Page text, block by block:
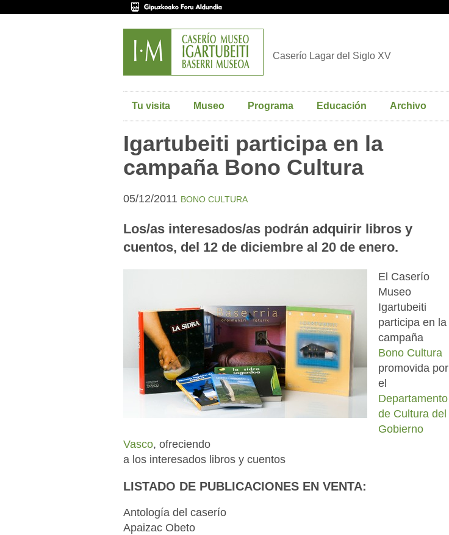
Caserío Lagar del Siglo XV
Tu visita Museo Programa Educación Archivo
Igartubeiti participa en la
campaña Bono Cultura
05/12/2011 BONO CULTURA
Los/as interesados/as podrán adquirir libros y
cuentos, del 12 de diciembre al 20 de enero.
El Caserío
Museo
Igartubeiti
participa en la
campaña
Bono Cultura
promovida por
el
Departamento
de Cultura del
Gobierno
Vasco, ofreciendo
a los interesados libros y cuentos
LISTADO DE PUBLICACIONES EN VENTA:
Antología del caserío
Apaizac Obeto